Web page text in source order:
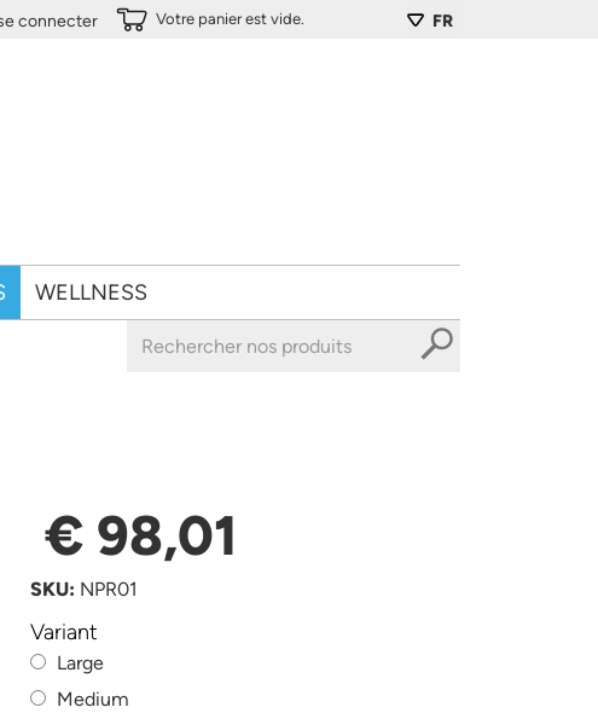
FR
Votre panier est vide.
connecter
WELLNESS
€ 98,01
SKU: NPR01
Variant
Large
Medium